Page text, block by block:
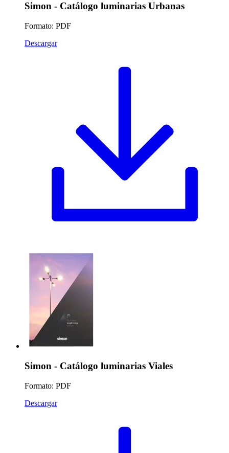
Simon - Catálogo luminarias Urbanas
Formato: PDF
Descargar
Simon - Catálogo luminarias Viales
Formato: PDF
Descargar